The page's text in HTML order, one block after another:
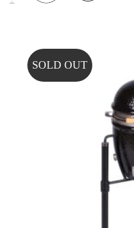
SOLD OUT